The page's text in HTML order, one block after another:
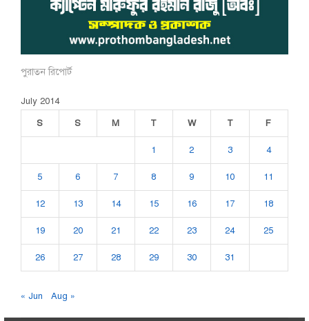
পুরাতন রিপোর্ট
July 2014
S
S M T W T F
1 2 3 4
5 6 7 8 9 10 11
12 13 14 15 16 17 18
19 20 21 22 23 24 25
26 27 28 29 30 31
« Jun Aug »